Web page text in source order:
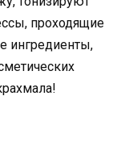
проходящие
ингредиенты,